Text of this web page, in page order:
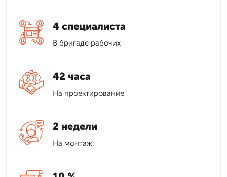
4 специалиста
В бригаде рабочих
42 часа
На проектирование
2 недели
На монтаж